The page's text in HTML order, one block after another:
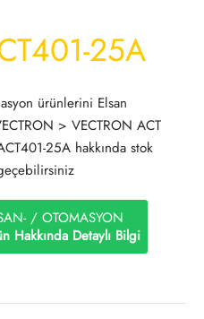
25A
ürünlerini Elsan
> VECTRON ACT
25A hakkında stok
/ OTOMASYON
Hakkında Detaylı Bilgi